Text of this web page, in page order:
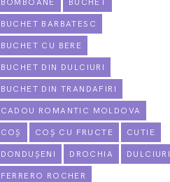
BOMBOANE BUCHET
BUCHET BARBATESC
BUCHET CU BERE
BUCHET DIN DULCIURI
BUCHET DIN TRANDAFIRI
CADOU ROMANTIC MOLDOVA
COȘ COȘ CU FRUCTE CUTIE
DONDUȘENI DROCHIA
FERRERO ROCHER